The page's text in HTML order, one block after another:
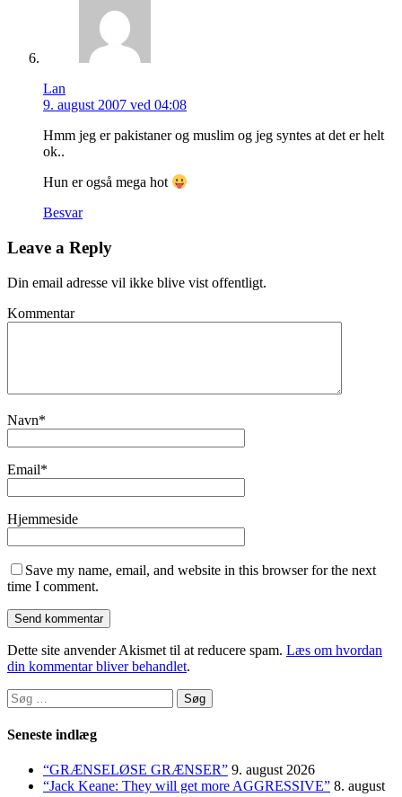
Lan
9. august 2007 ved 04:08
Hmm jeg er pakistaner og muslim og jeg syntes at det er helt
ok..
Hun er også mega hot
Besvar
Leave a Reply
Din email adresse vil ikke blive vist offentligt.
Kommentar
Navn*
Email*
Hjemmeside
Save my name, email, and website in this browser for the next
time I comment.
Dette site anvender Akismet til at reducere spam. Læs om hvordan
din kommentar bliver behandlet.
Søg
efter:
Seneste indlæg
“GRÆNSELØSE GRÆNSER” 9. august 2026
“Jack Keane: They will get more AGGRESSIVE” 8. august